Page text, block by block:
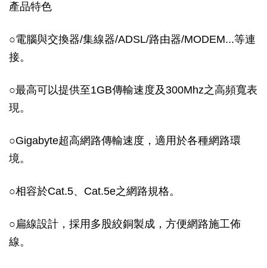
產品特色
○電腦與交換器/集線器/ADSL/路由器/MODEM...等連
接。
○最高可以提供至1GB傳輸速度及300Mhz之高頻寬表
現。
○Gigabyte超高網路傳輸速度，適用於各種網路環
境。
○相容於Cat.5、Cat.5e之網路規格。
○扁線設計，採用多股絞銅製成，方便網路施工佈
線。